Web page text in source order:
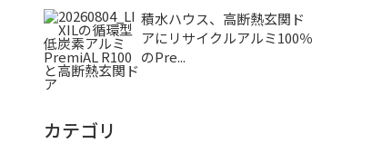
積水ハウス、高断熱玄関ド
アにリサイクルアルミ100％
のPre...
カテゴリ